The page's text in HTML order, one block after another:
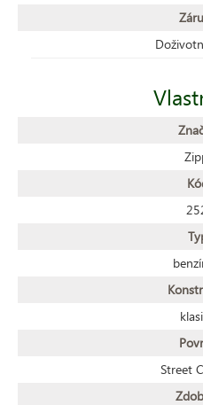
Street